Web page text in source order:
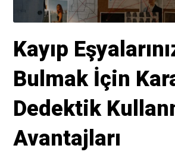
Kayıp
Bulmak İçin
Dedektik
Avantajları